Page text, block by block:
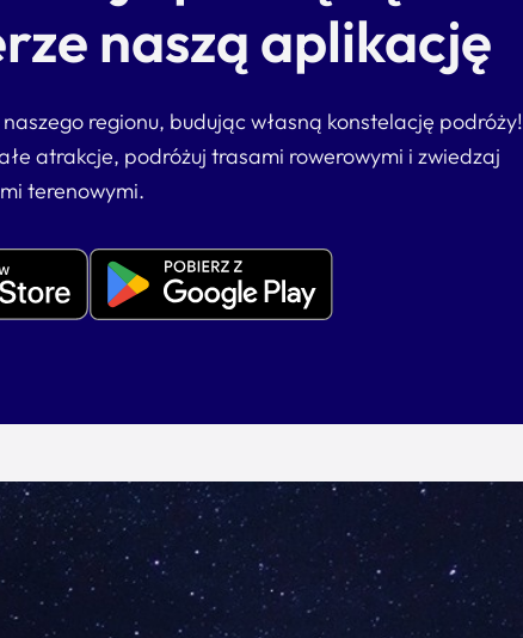
naszą aplikację
regionu, budując własną konstelację podróży!
atrakcje, podróżuj trasami rowerowymi i zwiedzaj
terenowymi.